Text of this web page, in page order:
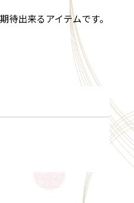
合はすみやかに使用
促す効果が期待出来
出来るアイテムです。